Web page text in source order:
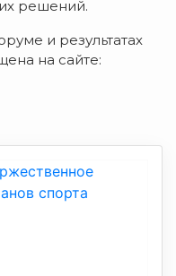
решений.
и результатах
на сайте: